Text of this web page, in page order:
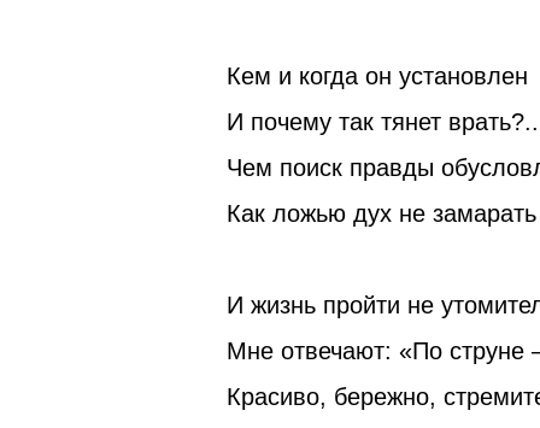
Кем и когда он установлен
И почему так тянет врать?..
Чем поиск правды
Как ложью дух не замарать
И жизнь пройти не
Мне отвечают: «По струне
Красиво, бережно,